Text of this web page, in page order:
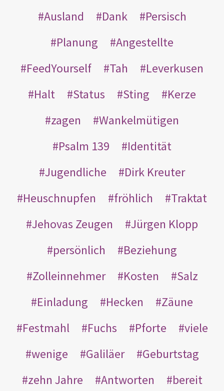
Ausland
Dank
Persisch
Planung
Angestellte
FeedYourself
Tah
Leverkusen
Halt
Status Sting
Kerze
zagen
Wankelmütigen
Psalm 139
Identität
Jugendliche
Dirk Kreuter
Heuschnupfen
fröhlich
Traktat
Jehovas Zeugen
Jürgen Klopp
persönlich
Beziehung
Zolleinnehmer
Kosten
Salz
Einladung
Hecken
Zäune
Festmahl
Fuchs Pforte
viele
wenige
Galiläer
Geburtstag
zehn Jahre
Antworten bereit